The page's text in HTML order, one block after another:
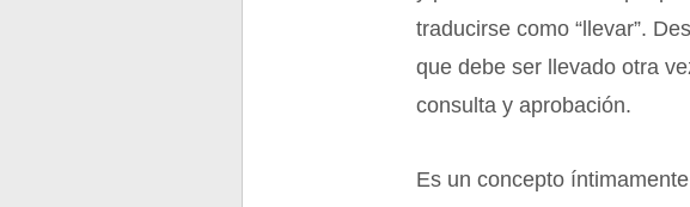
traducirse como “llevar”.
que debe ser llevado otra
consulta y aprobación.
Es un concepto